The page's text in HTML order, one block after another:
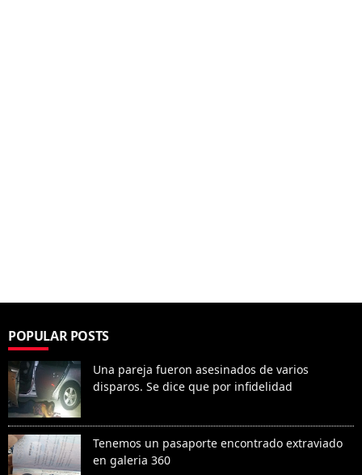
POPULAR POSTS
Una pareja fueron asesinados de varios
disparos. Se dice que por infidelidad
Tenemos un pasaporte encontrado extraviado
en galeria 360